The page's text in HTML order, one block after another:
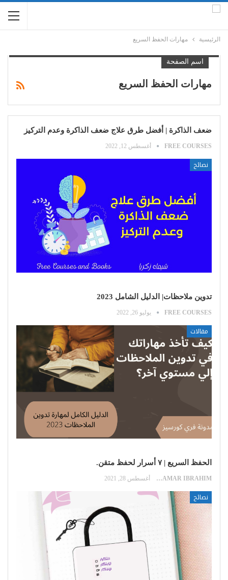
الرئيسية مهارات الحفظ السريع
اسم الصفحة
مهارات الحفظ السريع
ضعف الذاكرة | أفضل طرق علاج ضعف الذاكرة وعدم التركيز
FREE COURSES أغسطس 12, 2022
نصائح
تدوين ملاحظات| الدليل الشامل 2023
FREE COURSES يوليو 26, 2022
مقالات
الحفظ السريع | ٧ أسرار لحفظ متقن.
SAMAR IBRAHIM أغسطس 28, 2021
نصائح